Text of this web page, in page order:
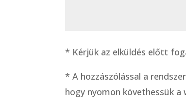
* Kérjük az elküldés előtt
* A hozzászólással a
hogy nyomon követhessük